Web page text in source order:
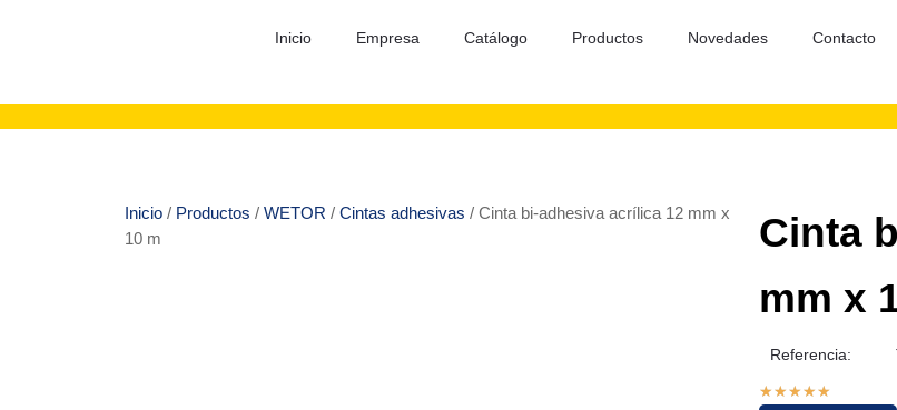
Inicio Empresa Catálogo Productos Novedades Contacto
Inicio / Productos / WETOR / Cintas adhesivas / Cinta bi-adhesiva acrílica 12 mm x
10 m
Cinta
mm x
Referencia:
★★★★★